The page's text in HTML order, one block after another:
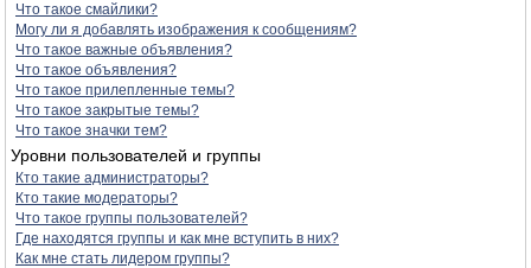
Что такое смайлики?
Могу ли я добавлять изображения к сообщениям?
Что такое важные объявления?
Что такое объявления?
Что такое прилепленные темы?
Что такое закрытые темы?
Что такое значки тем?
Уровни пользователей и группы
Кто такие администраторы?
Кто такие модераторы?
Что такое группы пользователей?
Где находятся группы и как мне вступить в них?
Как мне стать лидером группы?